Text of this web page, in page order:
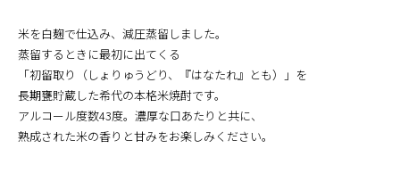
米を白麹で仕込み、減圧蒸留しました。
蒸留するときに最初に出てくる
「初留取り（しょりゅうどり、『はなたれ』とも）」を
長期甕貯蔵した希代の本格米焼酎です。
アルコール度数43度。濃厚な口あたりと共に、
熟成された米の香りと甘みをお楽しみください。